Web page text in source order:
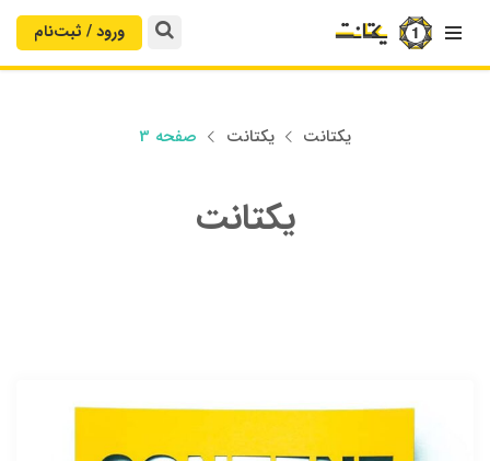
 ورود / ثبت‌‌نام
یکتانت  یکتانت  صفحه 3
یکتانت